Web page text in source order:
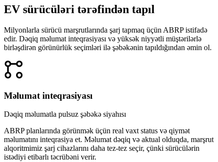
EV sürücüləri tərəfindən tapıl
Milyonlarla sürücü marşrutlarında şarj tapmaq üçün ABRP istifadə
edir. Dəqiq məlumat inteqrasiyası və yüksək niyyətli müştərilərlə
birləşdirən görünürlük seçimləri ilə şəbəkənin tapıldığından əmin ol.

Məlumat inteqrasiyası
Dəqiq məlumatla pulsuz şəbəkə siyahısı
ABRP planlarında görünmək üçün real vaxt status və qiymət
məlumatını inteqrasiya et. Məlumat dəqiq və aktual olduqda, marşrut
alqoritmimiz şarj cihazlarını daha tez-tez seçir, çünki sürücülərin
istədiyi etibarlı təcrübəni verir.